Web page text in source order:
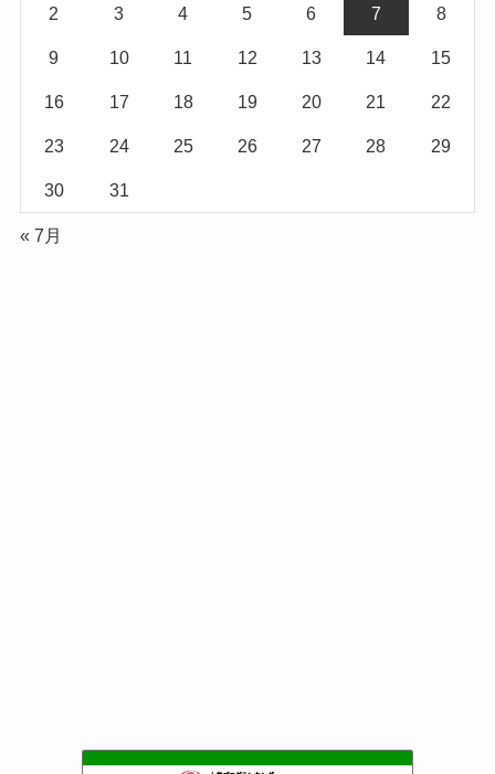
2 3 4 5 6 7 8
9 10 11 12 13 14 15
16 17 18 19 20 21 22
23 24 25 26 27 28 29
30 31
« 7月